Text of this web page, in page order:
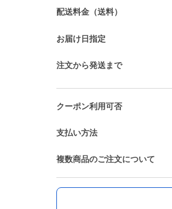
配送料金（送料）
お届け日指定
注文から発送まで
クーポン利用可否
支払い方法
複数商品のご注文について